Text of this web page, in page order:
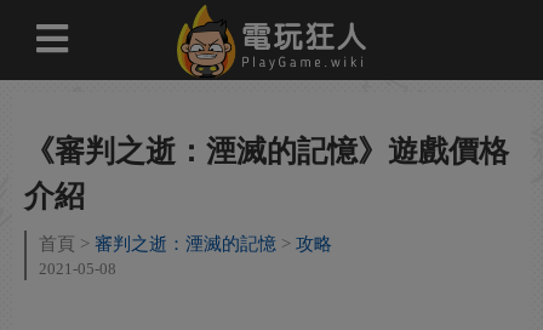
《審判之逝：湮滅的記憶》遊戲價格
介紹
首頁 審判之逝：湮滅的記憶 攻略
2021-05-08